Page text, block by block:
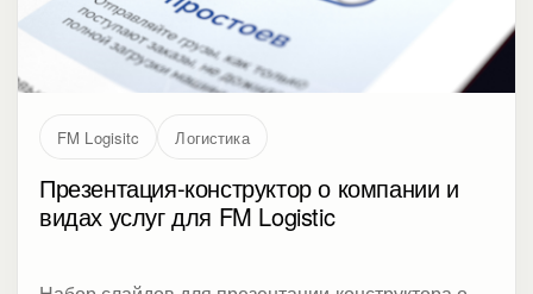
FM Logisitc Логистика
Презентация-конструктор о компании и
видах услуг для FM Logistic